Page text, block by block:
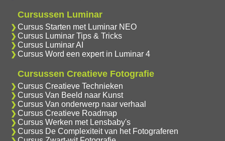
Cursussen Luminar
Cursus Starten met Luminar NEO
Cursus Luminar Tips & Tricks
Cursus Luminar AI
Cursus Word een expert in Luminar 4
Cursussen Creatieve Fotografie
Cursus Creatieve Technieken
Cursus Van Beeld naar Kunst
Cursus Van onderwerp naar verhaal
Cursus Creatieve Roadmap
Cursus Werken met Lensbaby's
Cursus De Complexiteit van het Fotograferen